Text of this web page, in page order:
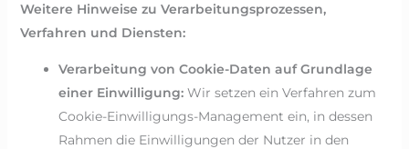
Weitere Hinweise zu Verarbeitungsprozessen,
Verfahren und Diensten:
Verarbeitung von Cookie-Daten auf Grundlage
einer Einwilligung: Wir setzen ein Verfahren zum
Cookie-Einwilligungs-Management ein, in dessen
Rahmen die Einwilligungen der Nutzer in den